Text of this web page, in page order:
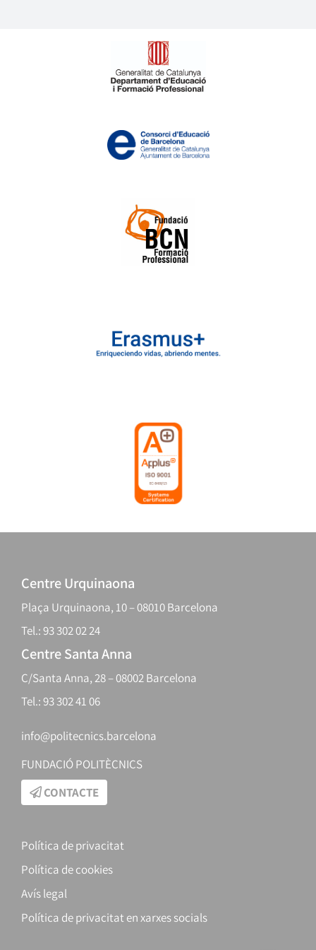
Centre Urquinaona
Plaça Urquinaona, 10 – 08010 Barcelona
Tel.: 93 302 02 24
Centre Santa Anna
C/Santa Anna, 28 – 08002 Barcelona
Tel.: 93 302 41 06
info@politecnics.barcelona
FUNDACIÓ POLITÈCNICS
CONTACTE
Política de privacitat
Política de cookies
Avís legal
Política de privacitat en xarxes socials